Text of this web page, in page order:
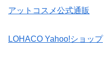
アットコスメ公式通販
LOHACO Yahoo!ショップ